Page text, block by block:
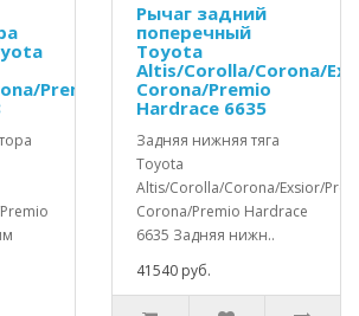
Premio
Рычаг задний
поперечный
Toyota
Altis/Corolla/Corona/
Corona/Premio
Hardrace 6635
Задняя нижняя тяга
Toyota
Altis/Corolla/Corona/Exsior/
Corona/Premio Hardrace
6635 Задняя нижн..
41540 руб.